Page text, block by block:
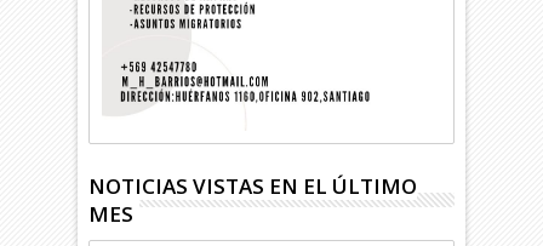
NOTICIAS VISTAS EN EL ÚLTIMO
MES